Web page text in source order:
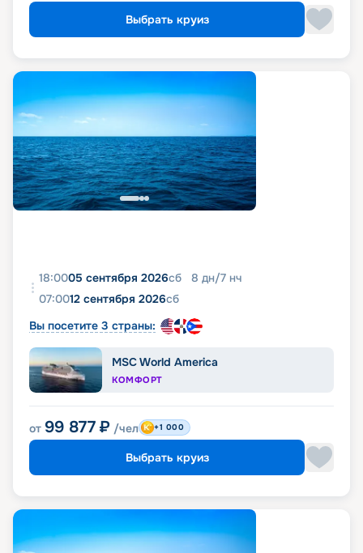
Выбрать круиз
18:0005 сентября 2026сб 8 дн/7 нч
07:0012 сентября 2026сб
Вы посетите 3 страны:
MSC World America
КОМФОРТ
от 99 877 ₽ /чел +1 000
Выбрать круиз